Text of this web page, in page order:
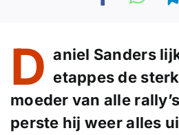
D aniel Sanders
etappes de
moeder van alle
perste hij weer alles